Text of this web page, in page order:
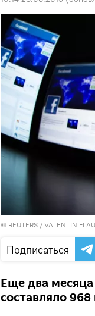
© REUTERS / VALENTIN
Подписаться
Еще два месяца
составляло